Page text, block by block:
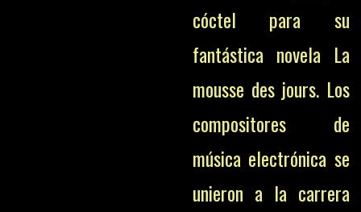
cóctel para su
fantástica novela La
mousse des jours. Los
compositores de
música electrónica se
unieron a la carrera